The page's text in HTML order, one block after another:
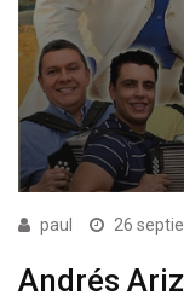
paul 26
Andrés